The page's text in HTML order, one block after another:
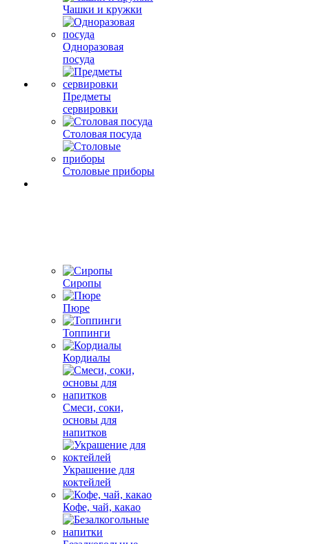
Чашки и кружки
Одноразовая
посуда
Предметы
сервировки
Столовая посуда
Столовые приборы
Сиропы
Пюре
Топпинги
Кордиалы
Смеси, соки,
основы для
напитков
Украшение для
коктейлей
Кофе, чай, какао